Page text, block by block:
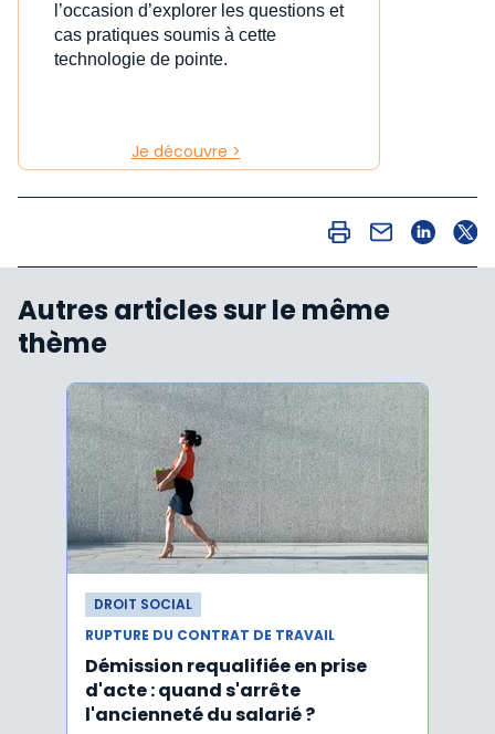
l’occasion d’explorer les questions et
cas pratiques soumis à cette
technologie de pointe.
Je découvre >
Autres articles sur le même
thème
DROIT SOCIAL
RUPTURE DU CONTRAT DE TRAVAIL
Démission requalifiée en prise
d'acte : quand s'arrête
l'ancienneté du salarié ?